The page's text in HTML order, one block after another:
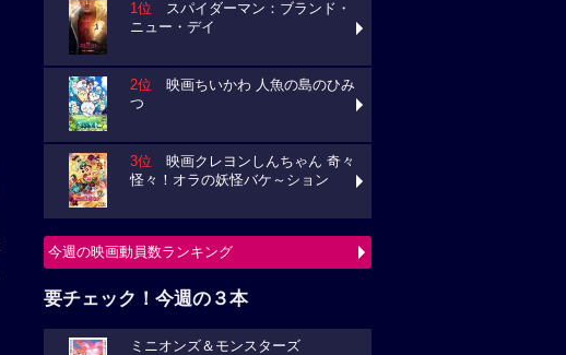
1位 スパイダーマン：ブランド・
ニュー・デイ
2位 映画ちいかわ 人魚の島のひみ
つ
3位 映画クレヨンしんちゃん 奇々
怪々！オラの妖怪バケ～ション
今週の映画動員数ランキング
要チェック！今週の３本
ミニオンズ＆モンスターズ